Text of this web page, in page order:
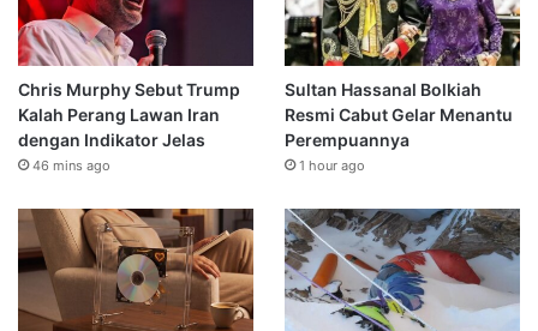
Chris Murphy Sebut Trump
Kalah Perang Lawan Iran
dengan Indikator Jelas
46 mins ago
Sultan Hassanal Bolkiah
Resmi Cabut Gelar Menantu
Perempuannya
1 hour ago